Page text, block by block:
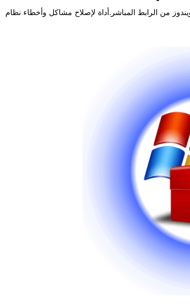
من الرابط المباشر.أداة لإصلاح مشاكل وأخطاء نظام